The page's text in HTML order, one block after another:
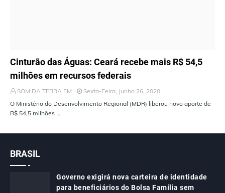
ÚLTIMAS NOTÍCIAS
Cinturão das Águas: Ceará recebe mais R$ 54,5
milhões em recursos federais
SOM DA TERRA FM
Sexta-Feira, Junho 26, 2020
O Ministério do Desenvolvimento Regional (MDR) liberou novo aporte de
R$ 54,5 milhões …
BRASIL
Governo exigirá nova carteira de identidade
para beneficiários do Bolsa Família sem